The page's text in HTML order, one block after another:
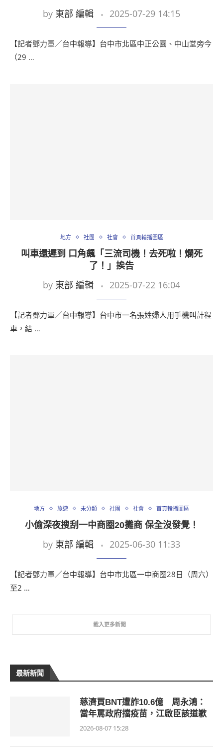
by 東部 編輯 2025-07-29 14:15
【記者鄧力軍／台中報導】台中市北區中正公園、中山堂旁今
（29 …
地方 社團 社會 首頁輪播圖區
叫車還遲到 口角飆「三流司機！去死啦！爛死
了！」挨告
by 東部 編輯 2025-07-22 16:04
【記者鄧力軍／台中報導】台中市一名張姓婦人用手機叫計程
車，結 …
地方 旅遊 未分類 社團 社會 首頁輪播圖區
小偷深夜搜刮一中商圈20攤商 保全沒發覺！
by 東部 編輯 2025-06-30 11:33
【記者鄧力軍／台中報導】台中市北區一中商圈28日（周六）
至2 …
載入更多新聞
最新新聞
慈濟買BNT遭詐10.6億 周永鴻：
當年罵政府擋疫苗，江啟臣該道歉
2026-08-07 15:28